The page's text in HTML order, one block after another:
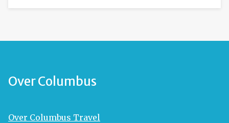
Over Columbus
Over Columbus Travel